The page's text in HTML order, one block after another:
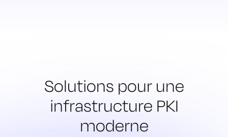
Solutions pour une
infrastructure PKI
moderne